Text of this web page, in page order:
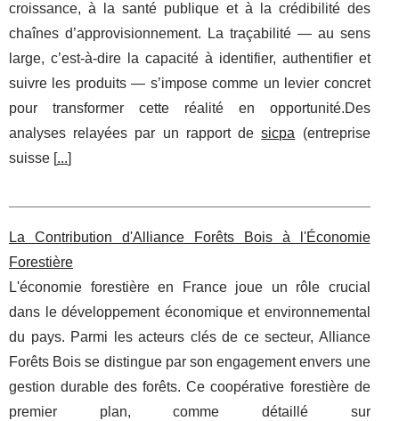
croissance, à la santé publique et à la crédibilité des
chaînes d’approvisionnement. La traçabilité — au sens
large, c’est-à-dire la capacité à identifier, authentifier et
suivre les produits — s’impose comme un levier concret
pour transformer cette réalité en opportunité.Des
analyses relayées par un rapport desicpa (entreprise
suisse [...]
La Contribution d'Alliance Forêts Bois à l'Économie
Forestière
L'économie forestière en France joue un rôle crucial
dans le développement économique et environnemental
du pays. Parmi les acteurs clés de ce secteur, Alliance
Forêts Bois se distingue par son engagement envers une
gestion durable des forêts. Ce coopérative forestière de
premier plan, comme détaillé sur